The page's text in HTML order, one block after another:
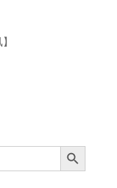
Search Button